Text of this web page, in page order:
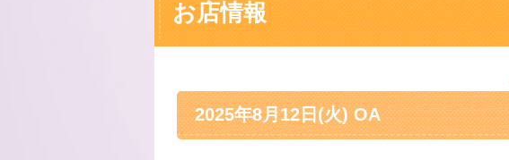
お店情報
2025年8月12日(火) OA